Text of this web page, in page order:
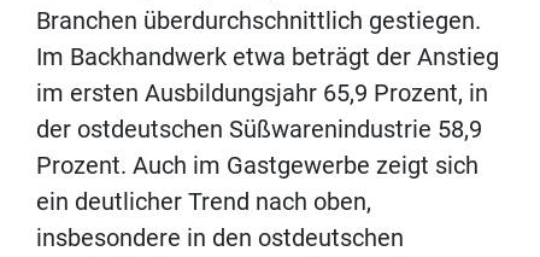
Branchen überdurchschnittlich gestiegen.
Im Backhandwerk etwa beträgt der Anstieg
im ersten Ausbildungsjahr 65,9 Prozent, in
der ostdeutschen Süßwarenindustrie 58,9
Prozent. Auch im Gastgewerbe zeigt sich
ein deutlicher Trend nach oben,
insbesondere in den ostdeutschen